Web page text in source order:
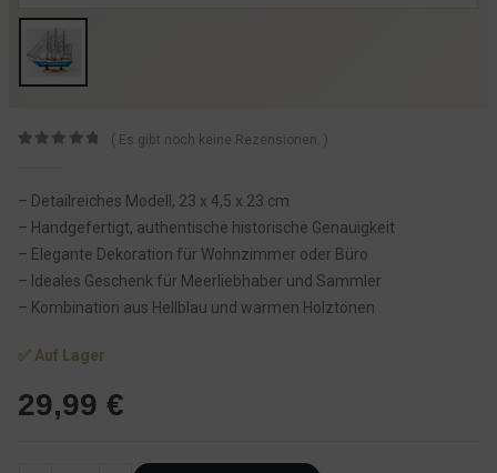
( Es gibt noch keine Rezensionen. )
– Detailreiches Modell, 23 x 4,5 x 23 cm
– Handgefertigt, authentische historische Genauigkeit
– Elegante Dekoration für Wohnzimmer oder Büro
– Ideales Geschenk für Meerliebhaber und Sammler
– Kombination aus Hellblau und warmen Holztönen
✅ Auf Lager
29,99 €